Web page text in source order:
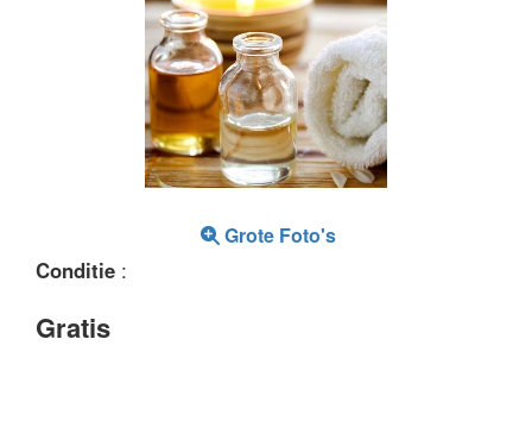
Grote Foto's
Conditie :
Gratis